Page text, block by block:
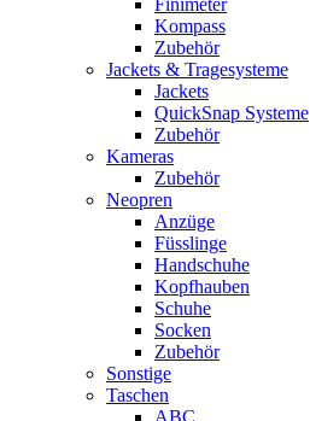
Finimeter
Kompass
Zubehör
Jackets & Tragesysteme
Jackets
QuickSnap Systeme
Zubehör
Kameras
Zubehör
Neopren
Anzüge
Füsslinge
Handschuhe
Kopfhauben
Schuhe
Socken
Zubehör
Sonstige
Taschen
ABC